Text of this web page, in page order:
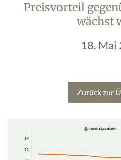
Preisvorteil
wächst
18. Mai
Zurück zur